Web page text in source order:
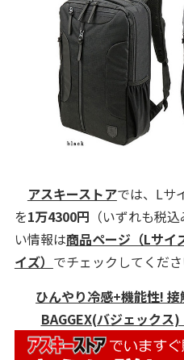
アスキーストアでは、Lサ
を1万4300円 （いずれも税
い情報は商品ページ（Lサイ
イズ） でチェックしてくださ
ひんやり冷感+機能性!
BAGGEX(バジェックス